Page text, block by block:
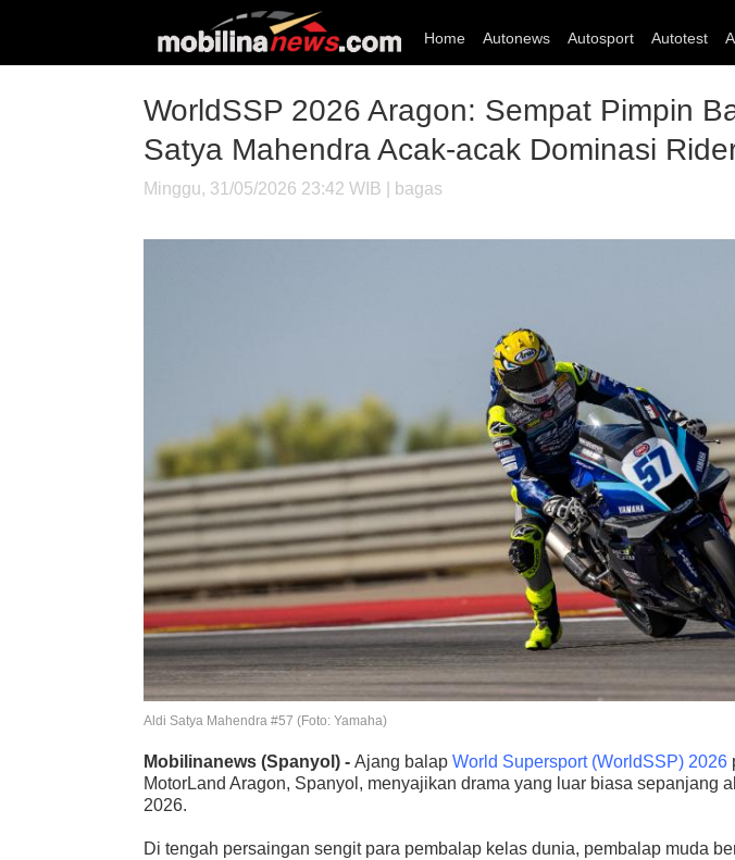
Home Autonews Autosport Autotest
WorldSSP 2026 Aragon: Sempat Pimpin
Satya Mahendra Acak-acak Dominasi
Minggu, 31/05/2026 23:42 WIB | bagas
Aldi Satya Mahendra #57 (Foto: Yamaha)
Mobilinanews (Spanyol) - Ajang balap World Supersport (WorldSSP) 2026
MotorLand Aragon, Spanyol, menyajikan drama yang luar biasa sepanjang
2026.
Di tengah persaingan sengit para pembalap kelas dunia, pembalap muda